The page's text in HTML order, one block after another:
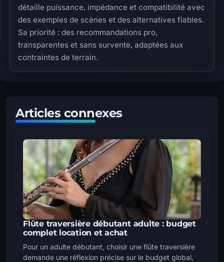
détaille puissance, impédance et compatibilité avec
des exemples de scènes et des alternatives fiables.
Sa priorité : des recommandations pro,
transparentes et sans survente, adaptées aux
contraintes de terrain.
Articles connexes
Flûte traversière débutant adulte : budget
complet location et achat
Pour un adulte débutant, choisir une flûte traversière
demande une réflexion précise sur le budget global,